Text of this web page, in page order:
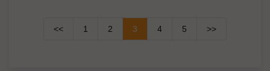
<< 1 2 3 4 5 >>